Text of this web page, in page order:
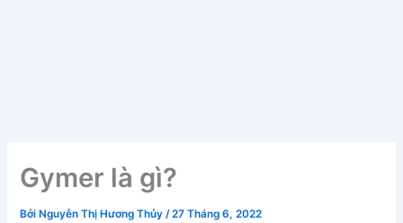
Gymer là gì?
Bởi Nguyễn Thị Hương Thủy/27 Tháng 6, 2022